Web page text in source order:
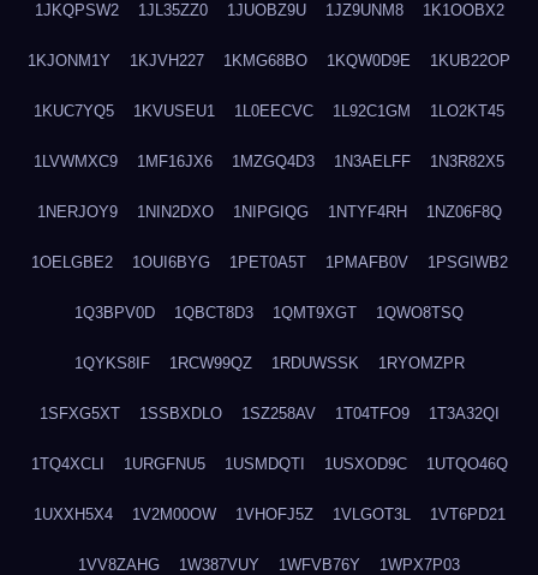
1JKQPSW2 1JL35ZZ0 1JUOBZ9U 1JZ9UNM8 1K1OOBX2
1KJONM1Y 1KJVH227 1KMG68BO 1KQW0D9E 1KUB22OP
1KUC7YQ5 1KVUSEU1 1L0EECVC 1L92C1GM 1LO2KT45
1LVWMXC9 1MF16JX6 1MZGQ4D3 1N3AELFF 1N3R82X5
1NERJOY9 1NIN2DXO 1NIPGIQG 1NTYF4RH 1NZ06F8Q
1OELGBE2 1OUI6BYG 1PET0A5T 1PMAFB0V 1PSGIWB2
1Q3BPV0D 1QBCT8D3 1QMT9XGT 1QWO8TSQ
1QYKS8IF 1RCW99QZ 1RDUWSSK 1RYOMZPR
1SFXG5XT 1SSBXDLO 1SZ258AV 1T04TFO9 1T3A32QI
1TQ4XCLI 1URGFNU5 1USMDQTI 1USXOD9C 1UTQO46Q
1UXXH5X4 1V2M00OW 1VHOFJ5Z 1VLGOT3L 1VT6PD21
1VV8ZAHG 1W387VUY 1WFVB76Y 1WPX7P03